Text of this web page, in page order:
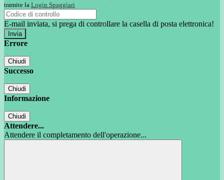
tramite la Login Spaggiari
E-mail inviata, si prega di controllare la casella di posta elettronica!
Errore
Chiudi
Successo
Chiudi
Informazione
Chiudi
Attendere...
Attendere il completamento dell'operazione...